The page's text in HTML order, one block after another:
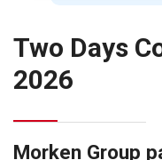
Two Days
2026
Morken Group